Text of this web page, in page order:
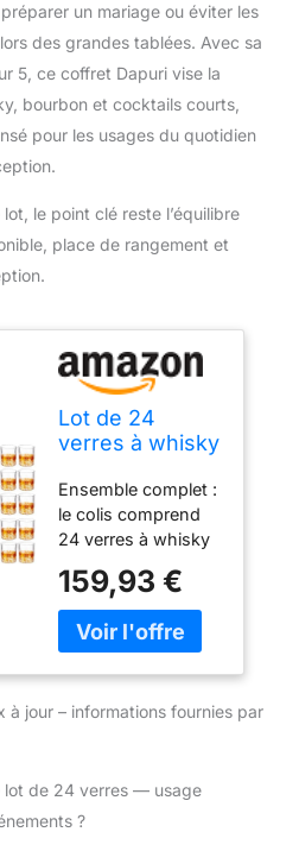
un mariage ou éviter les
des grandes tablées. Avec sa
5, ce coffret Dapuri vise la
bourbon et cocktails courts,
pour les usages du quotidien
le point clé reste l’équilibre
place de rangement et
Lot de 24
verres à whisky
283,5 g, verres
à cocktail,
verres à
bourbon pour
boissons
alcoolisées,
bar, cadeau,
mariage,
Ensemble complet :
le colis comprend
24 verres à whisky
pour un usage
quotidien, le
partage ou les
whisky en vrac est
boîte pour une
livraison sûre.
159,93 €
à jour – informations fournies par
lot de 24 verres — usage
?